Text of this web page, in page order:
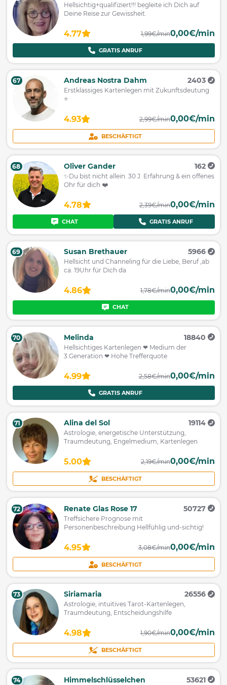
Hellsichtig+qualifiziert!!! begleite ich Dich auf
Deine Reise zur Gewissheit.
4.77 1,99€/min0,00€/min
GRATIS ANRUF
67 Andreas Nostra Dahm 2403
Erstklassiges Kartenlegen mit Zukunftsdeutung
⭐️
4.93 2,99€/min0,00€/min
BESCHÄFTIGT
68 Oliver Gander 162
✨Du bist nicht allein. 30 J. Erfahrung & ein offenes
Ohr für dich ❤️
4.78 2,39€/min0,00€/min
CHAT GRATIS ANRUF
69 Susan Brethauer 5966
Hellsicht und Channeling für die Liebe, Beruf ,ab
ca. 19Uhr für Dich da
4.86 1,78€/min0,00€/min
CHAT
70 Melinda 18840
Hellsichtiges Kartenlegen ❤ Medium der
3.Generation ❤ Hohe Trefferquote
4.99 2,58€/min0,00€/min
GRATIS ANRUF
71 Alina del Sol 19114
Astrologie, energetische Unterstützung,
Traumdeutung, Engelmedium, Kartenlegen
5.00 2,19€/min0,00€/min
BESCHÄFTIGT
72 Renate Glas Rose 17 50727
Treffsichere Prognose mit
Personenbeschreibung Hellfühlig und-sichtig!
4.95 3,08€/min0,00€/min
BESCHÄFTIGT
73 Siriamaria 26556
Astrologie, intuitives Tarot-Kartenlegen,
Traumdeutung, Entscheidungshilfe
4.98 1,90€/min0,00€/min
BESCHÄFTIGT
74 Himmelschlüsselchen 53621